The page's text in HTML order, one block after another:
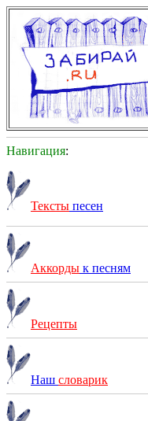
Навигация:
Тексты песен
Аккорды к песням
Рецепты
Наш словарик